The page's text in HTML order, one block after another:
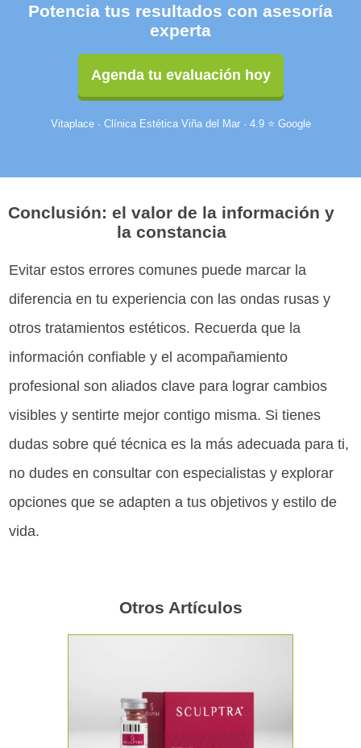
Potencia tus resultados con asesoría
experta
Agenda tu evaluación hoy
Vitaplace · Clínica Estética Viña del Mar · 4.9 ⭐ Google
Conclusión: el valor de la información y
la constancia
Evitar estos errores comunes puede marcar la
diferencia en tu experiencia con las ondas rusas y
otros tratamientos estéticos. Recuerda que la
información confiable y el acompañamiento
profesional son aliados clave para lograr cambios
visibles y sentirte mejor contigo misma. Si tienes
dudas sobre qué técnica es la más adecuada para ti,
no dudes en consultar con especialistas y explorar
opciones que se adapten a tus objetivos y estilo de
vida.
Otros Artículos